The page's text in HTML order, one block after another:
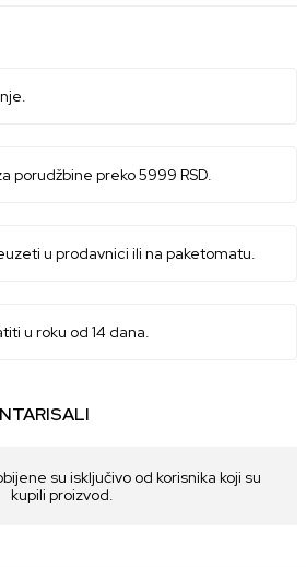
porudžbine preko 5999 RSD.
u prodavnici ili na paketomatu.
u roku od 14 dana.
su isključivo od korisnika koji su
kupili proizvod.